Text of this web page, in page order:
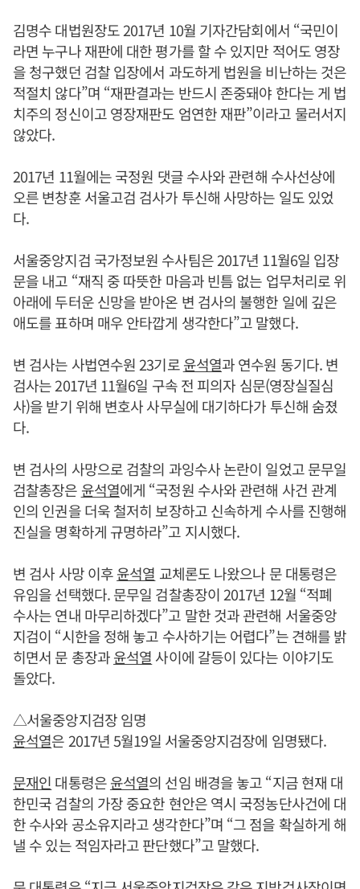
김명수 대법원장도 2017년 10월 기자간담회에서 “국민이
라면 누구나 재판에 대한 평가를 할 수 있지만 적어도 영장
을 청구했던 검찰 입장에서 과도하게 법원을 비난하는 것은
적절치 않다”며 “재판결과는 반드시 존중돼야 한다는 게 법
치주의 정신이고 영장재판도 엄연한 재판”이라고 물러서지
않았다.
2017년 11월에는 국정원 댓글 수사와 관련해 수사선상에
오른 변창훈 서울고검 검사가 투신해 사망하는 일도 있었
다.
서울중앙지검 국가정보원 수사팀은 2017년 11월6일 입장
문을 내고 “재직 중 따뜻한 마음과 빈틈 없는 업무처리로 위
아래에 두터운 신망을 받아온 변 검사의 불행한 일에 깊은
애도를 표하며 매우 안타깝게 생각한다”고 말했다.
변 검사는 사법연수원 23기로윤석열과 연수원 동기다. 변
검사는 2017년 11월6일 구속 전 피의자 심문(영장실질심
사)을 받기 위해 변호사 사무실에 대기하다가 투신해 숨졌
다.
변 검사의 사망으로 검찰의 과잉수사 논란이 일었고 문무일
검찰총장은 윤석열에게 “국정원 수사와 관련해 사건 관계
인의 인권을 더욱 철저히 보장하고 신속하게 수사를 진행해
진실을 명확하게 규명하라”고 지시했다.
변 검사 사망 이후윤석열 교체론도 나왔으나 문 대통령은
유임을 선택했다. 문무일 검찰총장이 2017년 12월 “적폐
수사는 연내 마무리하겠다”고 말한 것과 관련해 서울중앙
지검이 “시한을 정해 놓고 수사하기는 어렵다”는 견해를 밝
히면서 문 총장과윤석열 사이에 갈등이 있다는 이야기도
돌았다.
△서울중앙지검장 임명
윤석열은 2017년 5월19일 서울중앙지검장에 임명됐다.
문재인 대통령은윤석열의 선임 배경을 놓고 “지금 현재 대
한민국 검찰의 가장 중요한 현안은 역시 국정농단사건에 대
한 수사와 공소유지라고 생각한다”며 “그 점을 확실하게 해
낼 수 있는 적임자라고 판단했다”고 말했다.